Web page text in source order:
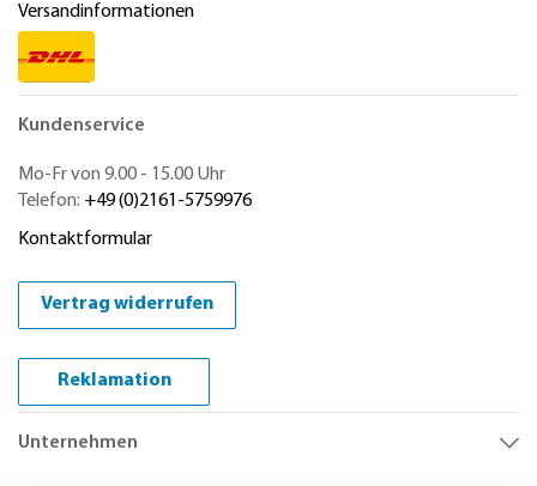
Versandinformationen
Kundenservice
Mo-Fr von 9.00 - 15.00 Uhr
Telefon: +49 (0)2161-5759976
Kontaktformular
Vertrag widerrufen
Reklamation
Unternehmen